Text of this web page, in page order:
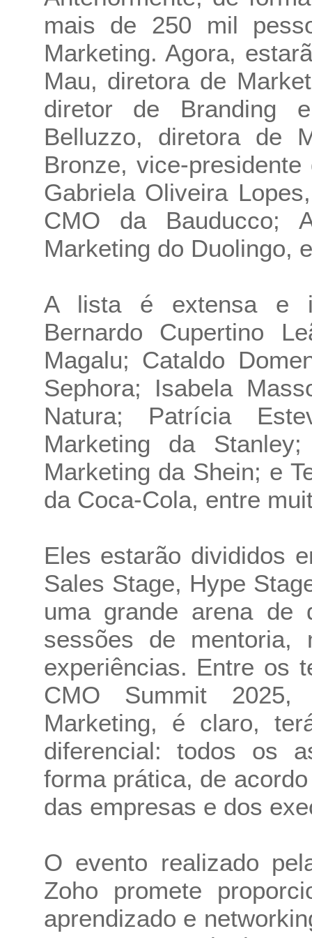
mais de 250 mil
Marketing. Agora,
Mau, diretora de
diretor de Branding
Belluzzo, diretora de
Bronze, vice-
Gabriela Oliveira
CMO da Bauducco;
Marketing do Duolingo,
A lista é extensa e
Bernardo Cupertino
Magalu; Cataldo
Sephora; Isabela
Natura; Patrícia
Marketing da
Marketing da Shein; e
da Coca-Cola, entre
Eles estarão divididos
Sales Stage, Hype
uma grande arena de
sessões de mentoria,
experiências. Entre os
CMO Summit
Marketing, é claro,
diferencial: todos os
forma prática, de
das empresas e dos
O evento realizado
Zoho promete
aprendizado e